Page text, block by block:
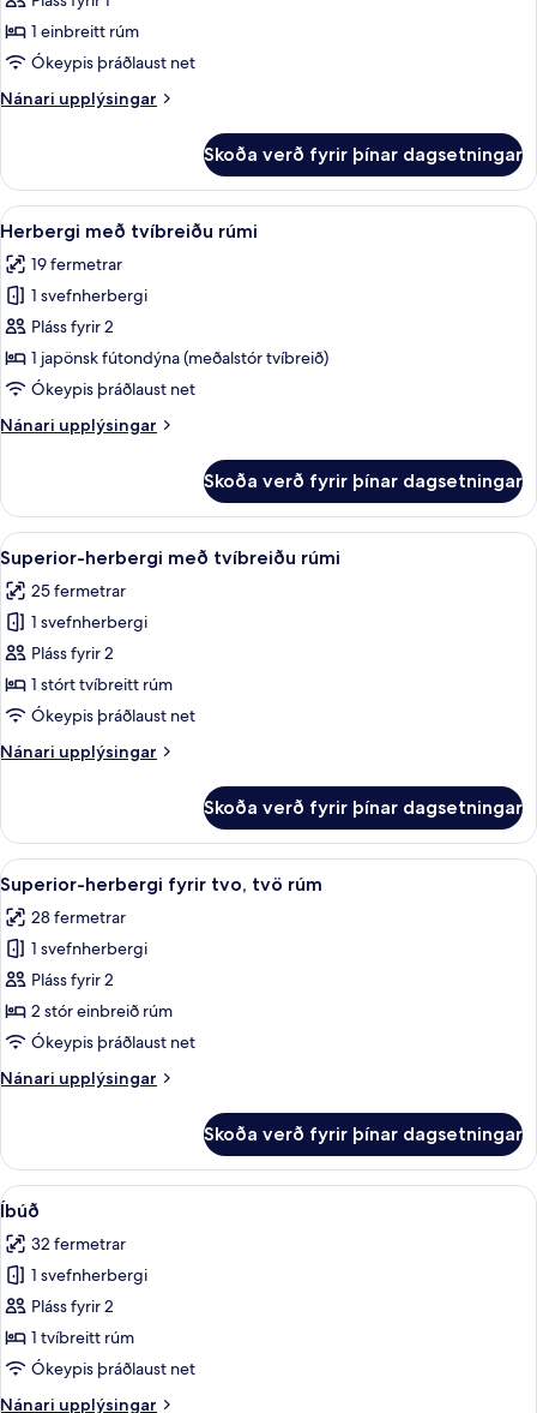
1 einbreitt rúm
Ókeypis þráðlaust net
Nánari upplýsingar
Nánari
Skoða verð fyrir þínar dagsetningar
Skoða
allar
myndir
fyrir
Herbergi
með
tvíbreiðu
Herbergi með tvíbreiðu rúmi |
8
Herbergi með tvíbreiðu rúmi
19 fermetrar
1 svefnherbergi
Pláss fyrir 2
1 japönsk fútondýna (meðalstór tvíbreið)
Ókeypis þráðlaust net
Nánari upplýsingar
Nánari
með
tvíbreiðu
rúmi
Skoða verð fyrir þínar dagsetningar
Skoða
allar
myndir
fyrir
Superior-
herbergi
með
rúmi
Superior-herbergi með tvíbreiðu
8
Superior-herbergi með tvíbreiðu rúmi
25 fermetrar
1 svefnherbergi
Pláss fyrir 2
1 stórt tvíbreitt rúm
Ókeypis þráðlaust net
Nánari upplýsingar
Nánari
herbergi
með
tvíbreiðu
rúmi
Skoða verð fyrir þínar dagsetningar
Skoða
allar
myndir
fyrir
Superior-
herbergi
fyrir
tvö
Superior-herbergi fyrir tvo, tvö rúm
7
Superior-herbergi fyrir tvo, tvö rúm
28 fermetrar
1 svefnherbergi
Pláss fyrir 2
2 stór einbreið rúm
Ókeypis þráðlaust net
Nánari upplýsingar
Nánari
herbergi
fyrir
tvo,
rúm
Skoða verð fyrir þínar dagsetningar
Skoða
allar
myndir
fyrir
Íbúð
Íbúð | Stofa | 43-tommu
6
Íbúð
32 fermetrar
1 svefnherbergi
Pláss fyrir 2
1 tvíbreitt rúm
Ókeypis þráðlaust net
Nánari upplýsingar
Nánari